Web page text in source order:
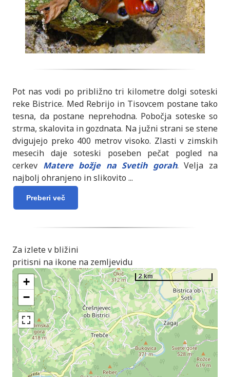
Pot nas vodi po približno tri kilometre dolgi soteski
reke Bistrice. Med Rebrijo in Tisovcem postane tako
tesna, da postane neprehodna. Pobočja soteske so
strma, skalovita in gozdnata. Na južni strani se stene
dvigujejo preko 400 metrov visoko. Zlasti v zimskih
mesecih daje soteski poseben pečat pogled na
cerkev Matere božje na Svetih gorah. Velja za
najbolj ohranjeno in slikovito ...
Preberi več
Za izlete v bližini
pritisni na ikone na zemljevidu
+
−
2 km